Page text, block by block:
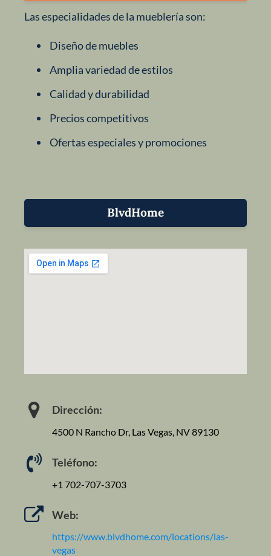
Las especialidades de la mueblería son:
Diseño de muebles
Amplia variedad de estilos
Calidad y durabilidad
Precios competitivos
Ofertas especiales y promociones
BlvdHome
Dirección:
4500 N Rancho Dr, Las Vegas, NV 89130
Teléfono:
+1 702-707-3703
Web:
https://www.blvdhome.com/locations/las-
vegas